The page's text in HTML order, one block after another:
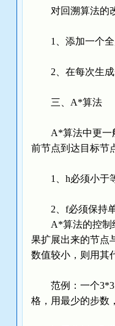
对回溯算法的
1、添加一个全
2、在每次生成
三、A*算法
A*算法中更一般
前节点到达目标节
1、h必须小于等
2、f必须保持
A*算法的控制结
果扩展出来的节点
数值较小，则用其
范例：一个3*3
格，用最少的步